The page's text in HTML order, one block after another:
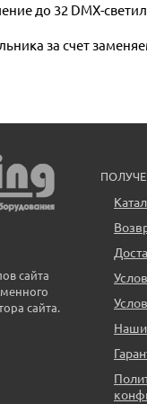
до 32 DMX-
за счет
сайта
сайта.